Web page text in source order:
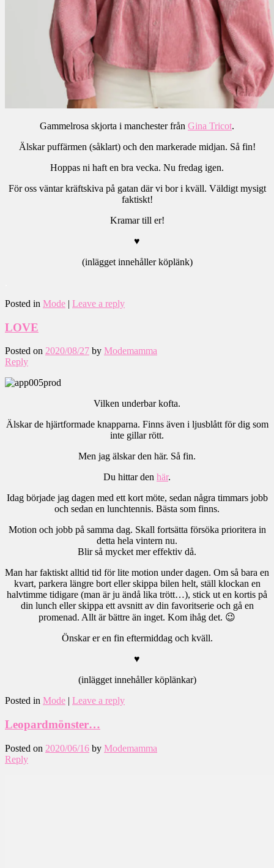
Gammelrosa skjorta i manchester från Gina Tricot.
Älskar puffärmen (såklart) och den markerade midjan. Så fin!
Hoppas ni haft en bra vecka. Nu fredag igen.
För oss väntar kräftskiva på gatan där vi bor i kväll. Väldigt mysigt
faktiskt!
Kramar till er!
♥
(inlägget innehåller köplänk)
Posted in Mode | Leave a reply
LOVE
Posted on 2020/08/27 by Modemamma
Reply
Vilken underbar kofta.
Älskar de hjärtformade knapparna. Finns även i ljusblått för dig som
inte gillar rött.
Men jag älskar den här. Så fin.
Du hittar den här.
Idag började jag dagen med ett kort möte, sedan några timmars jobb
och sedan en lunchtennis. Bästa som finns.
Motion och jobb på samma dag. Skall fortsätta försöka prioritera in
detta hela vintern nu.
Blir så mycket mer effektiv då.
Man har faktiskt alltid tid för lite motion under dagen. Om så bara en
kvart, parkera längre bort eller skippa bilen helt, ställ klockan en
halvtimme tidigare (man är ju ändå lika trött…), stick ut en kortis på
din lunch eller skippa ett avsnitt av din favoritserie och gå en
promenad. Allt är bättre än inget. Kom ihåg det. 😉
Önskar er en fin eftermiddag och kväll.
♥
(inlägget innehåller köplänkar)
Posted in Mode Leave a reply
Leopardmönster…
Posted on 2020/06/16 by Modemamma
Reply